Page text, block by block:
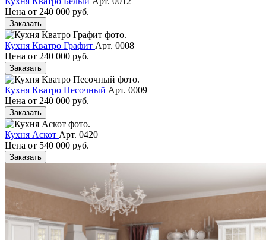
Цена от 240 000 руб.
Заказать
Кухня Кватро Графит Арт. 0008
Цена от 240 000 руб.
Заказать
Кухня Кватро Песочный Арт. 0009
Цена от 240 000 руб.
Заказать
Кухня Аскот Арт. 0420
Цена от 540 000 руб.
Заказать